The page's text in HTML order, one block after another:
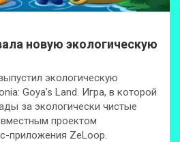
новую экологическую
экологическую
Goya’s Land. Игра, в которой
за экологически чистые
проектом
приложения ZeLoop.